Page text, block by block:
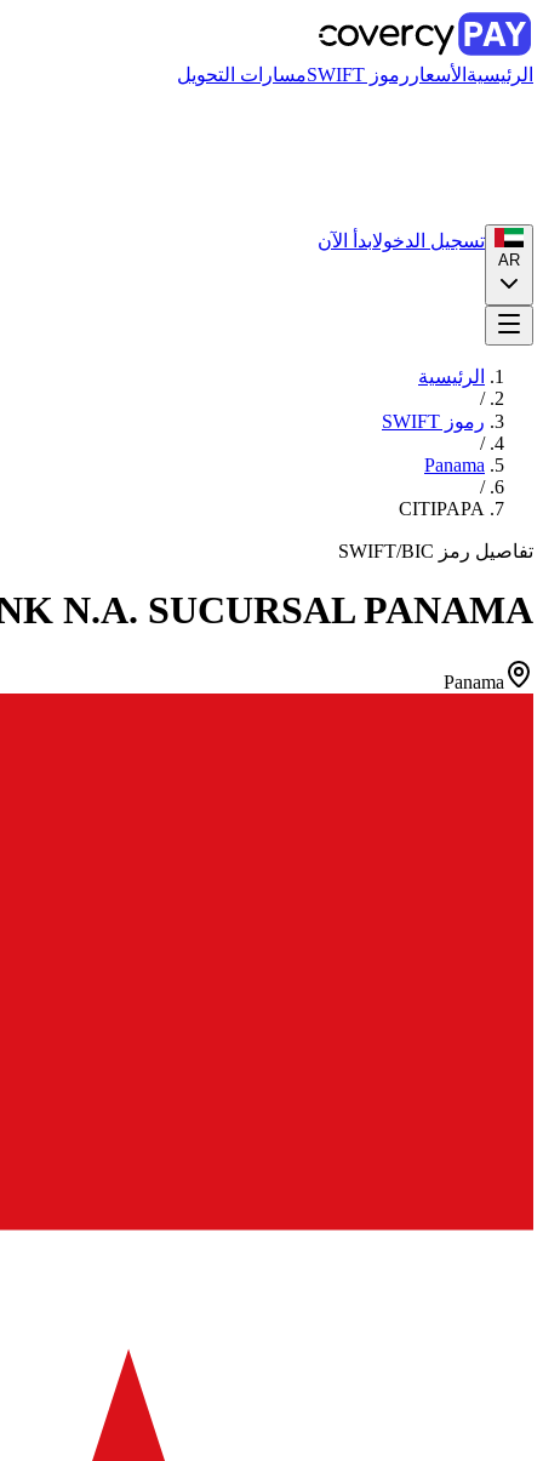
الرئيسية الأسعار رموز SWIFT مسارات التحويل
AR
تسجيل الدخولابدأ الآن
الرئيسية
/
رموز SWIFT
/
Panama
/
CITIPAPA
تفاصيل رمز SWIFT/BIC
N.A. SUCURSAL PANAMA
Panama